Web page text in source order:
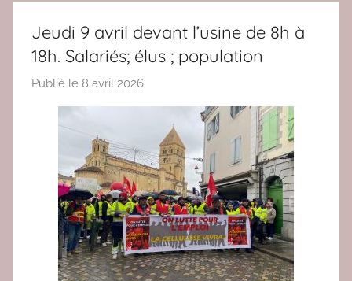
Jeudi 9 avril devant l’usine de 8h à
18h. Salariés; élus ; population
Publié le 8 avril 2026
a
e
d
a
c
2